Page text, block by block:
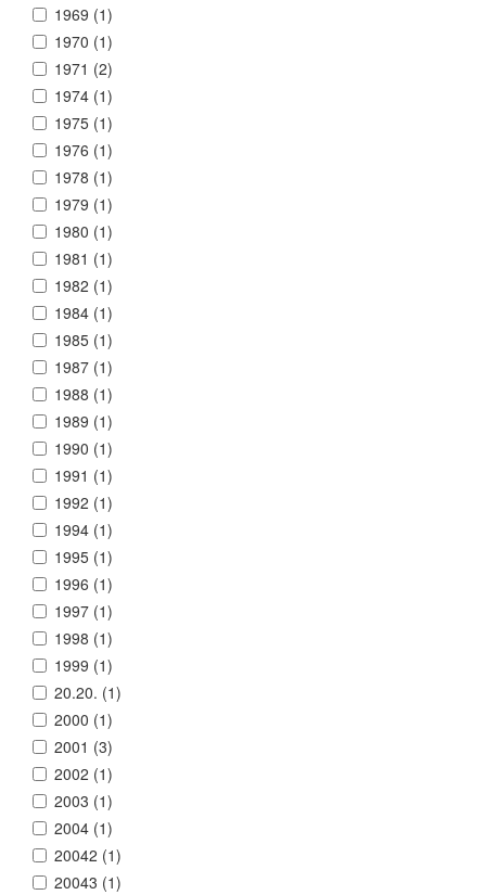
1969 (1)
1970 (1)
1971 (2)
1974 (1)
1975 (1)
1976 (1)
1978 (1)
1979 (1)
1980 (1)
1981 (1)
1982 (1)
1984 (1)
1985 (1)
1987 (1)
1988 (1)
1989 (1)
1990 (1)
1991 (1)
1992 (1)
1994 (1)
1995 (1)
1996 (1)
1997 (1)
1998 (1)
1999 (1)
20.20. (1)
2000 (1)
2001 (3)
2002 (1)
2003 (1)
2004 (1)
20042 (1)
20043 (1)